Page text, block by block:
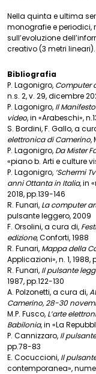
Nella quinta e ultima
monografie e periodici,
sull’evoluzione
creativo (3 metri lineari).
Bibliografia
P. Lagonigro, Computer
n.s. 2, v. 29, dicembre
P. Lagonigro, Il
video, in «Arabeschi»,
S. Bordini, F. Gallo, a
elettronica di Camerino,
P. Lagonigro, Da Mister
«piano b. Arti e culture
P. Lagonigro, ‘Schermi
anni Ottanta in Italia, in
2018, pp.139-146
R. Funari, La computer
pulsante leggero, 2009
F. Orsolini, a cura di,
edizione, Conforti, 1988
R. Funari, Mappa della
Applicazioni», n. 1, 1988,
R. Funari, Il pulsante
1987, pp.122-130
A. Polzonetti, a cura di,
Camerino, 28-30
M.P. Fusco, L’arte
Babilonia, in «La
P. Cannizzaro, Il
pp.78-83
E. Cocuccioni, Il
contemporanea»,